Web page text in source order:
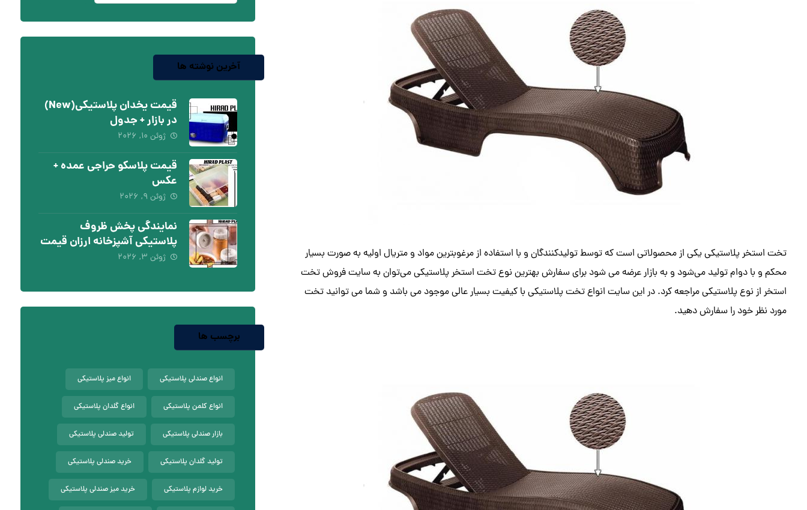
تخت استخر پلاستیکی یکی از محصولاتی است که توسط تولیدکنندگان و با استفاده از مرغوبترین مواد و متریال اولیه به صورت بسیار
محکم و با دوام تولید می‌شود و به بازار عرضه می شود برای سفارش بهترین نوع تخت استخر پلاستیکی می‌توان به سایت فروش تخت
استخر از نوع پلاستیکی مراجعه کرد. در این سایت انواع تخت پلاستیکی با کیفیت بسیار عالی موجود می باشد و شما می توانید تخت
مورد نظر خود را سفارش دهید.
آخرین نوشته ها
قیمت یخدان پلاستیکی(New)
در بازار + جدول
ژوئن ۱۰, ۲۰۲۶
قیمت پلاسکو حراجی عمده +
عکس
ژوئن ۹, ۲۰۲۶
نمایندگی پخش ظروف
پلاستیکی آشپزخانه ارزان قیمت
ژوئن ۳, ۲۰۲۶
برچسب ها
انواع صندلی پلاستیکی انواع میز پلاستیکی
انواع کلمن پلاستیکی انواع گلدان پلاستیکی
بازار صندلی پلاستیکی تولید صندلی پلاستیکی
تولید گلدان پلاستیکی خرید صندلی پلاستیکی
خرید لوازم پلاستیکی خرید میز صندلی پلاستیکی